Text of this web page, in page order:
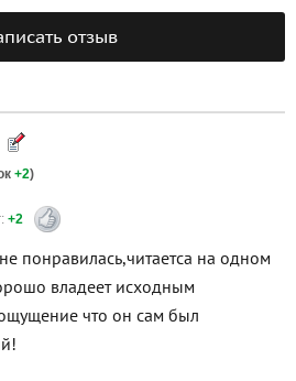
отзыв
+2)
+2
понравилась,читаетса на одном
владеет исходным
что он сам был